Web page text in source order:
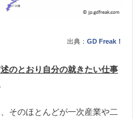
出典： GD Freak！
のとおり自分の就きたい仕事
そのほとんどが一次産業や二